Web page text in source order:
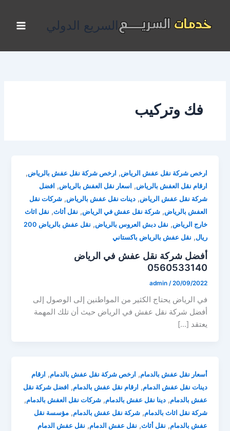
المحتوى
السريع الدولي
فك وتركيب
ارخص شركة نقل عفش الرياض, ارخص شركة نقل عفش بالرياض,
ارقام نقل العفش بالرياض, اسعار نقل العفش بالرياض, افضل
شركة نقل عفش الرياض,دينات نقل عفش بالرياض,شركات نقل
العفش بالرياض,شركة نقل عفش في الرياض, نقل أثاث, نقل اثاث
خارج الرياض, نقل دبش العروس بالرياض,
نقل عفش بالرياض 200
ريال, نقل عفش بالرياض باكستاني
أفضل شركة نقل عفش في الرياض
0560533140
admin /20/09/2022
في الرياض يحتاج الكثير من المواطنين إلى الوصول إلى
أفضل شركة نقل عفش في الرياض حيث أن تلك المهمة
يعتقد […]
أسعار نقل عفش بالدمام, ارخص شركة نقل عفش بالدمام, ارقام
دينات نقل عفش الدمام, ارقام نقل عفش بالدمام, افضل شركة نقل
عفش بالدمام,دينا نقل عفش بالدمام,شركات نقل العفش بالدمام,
شركة نقل اثاث بالدمام,شركة نقل عفش بالدمام,مؤسسة نقل
عفش بالدمام, نقل أثاث, نقل عفش الدمام, نقل عفش الدمام